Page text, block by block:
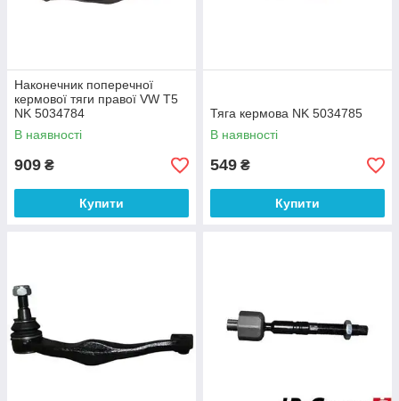
Наконечник поперечної
кермової тяги правої VW T5
NK 5034784
В наявності
909 ₴
Купити
Тяга кермова NK 5034785
В наявності
549 ₴
Купити